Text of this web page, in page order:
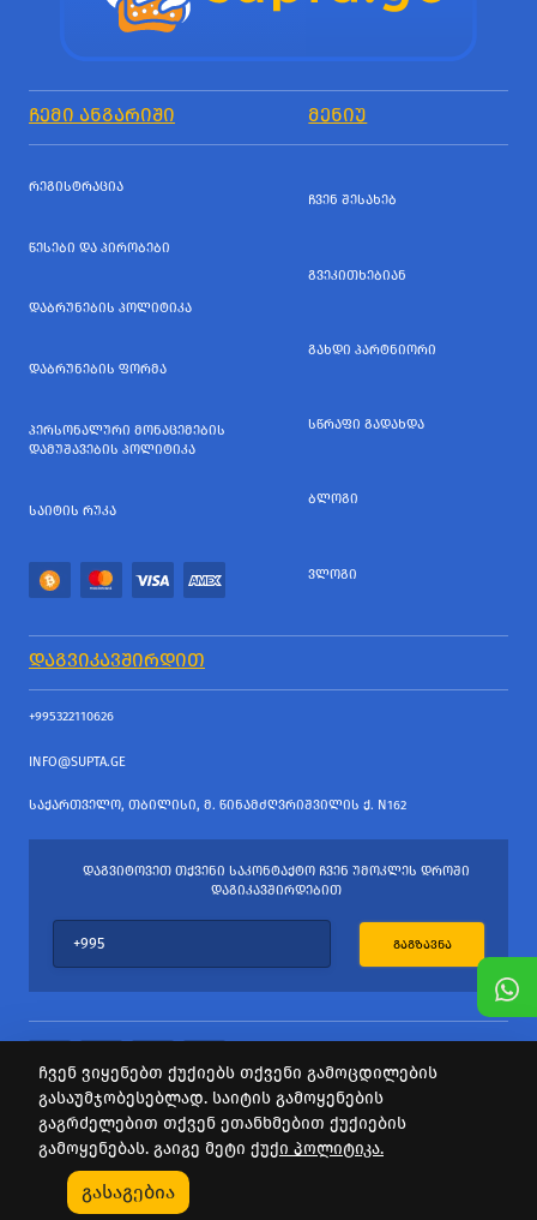
Კატეგორიები Აქციები
ᲩᲔᲛᲘ ᲐᲜᲒᲐᲠᲘᲨᲘ ᲛᲔᲜᲘᲣ
ᲠᲔᲒᲘᲡᲢᲠᲐᲪᲘᲐ
ᲬᲔᲡᲔᲑᲘ ᲓᲐ ᲞᲘᲠᲝᲑᲔᲑᲘ
ᲓᲐᲑᲠᲣᲜᲔᲑᲘᲡ ᲞᲝᲚᲘᲢᲘᲙᲐ
ᲓᲐᲑᲠᲣᲜᲔᲑᲘᲡ ᲤᲝᲠᲛᲐ
ᲞᲔᲠᲡᲝᲜᲐᲚᲣᲠᲘ ᲛᲝᲜᲐᲪᲔᲛᲔᲑᲘᲡ
ᲓᲐᲛᲣᲨᲐᲕᲔᲑᲘᲡ ᲞᲝᲚᲘᲢᲘᲙᲐ
ᲡᲐᲘᲢᲘᲡ ᲠᲣᲙᲐ
ᲩᲕᲔᲜ ᲨᲔᲡᲐᲮᲔᲑ
ᲒᲕᲔᲙᲘᲗᲮᲔᲑᲘᲐᲜ
ᲒᲐᲮᲓᲘ ᲞᲐᲠᲢᲜᲘᲝᲠᲘ
ᲡᲬᲠᲐᲤᲘ ᲒᲐᲓᲐᲮᲓᲐ
ᲑᲚᲝᲒᲘ
ᲕᲚᲝᲒᲘ
ᲓᲐᲒᲕᲘᲙᲐᲕᲨᲘᲠᲓᲘᲗ
+995322110626
INFO@SUPTA.GE
ᲡᲐᲥᲐᲠᲗᲕᲔᲚᲝ, ᲗᲑᲘᲚᲘᲡᲘ, Მ. ᲬᲘᲜᲐᲛᲫᲦᲕᲠᲘᲨᲕᲘᲚᲘᲡ Ქ. N162
ᲓᲐᲒᲕᲘᲢᲝᲕᲔᲗ ᲗᲥᲕᲔᲜᲘ ᲡᲐᲙᲝᲜᲢᲐᲥᲢᲝ ᲩᲕᲔᲜ ᲣᲛᲝᲙᲚᲔᲡ ᲓᲠᲝᲨᲘ
ᲓᲐᲒᲘᲙᲐᲕᲨᲘᲠᲓᲔᲑᲘᲗ
ᲒᲐᲒᲖᲐᲕᲜᲐ
ყველა უფლება დაცულია
საიტის პროვაიდერი Webdoors.ge
ჩვენ ვიყენებთ ქუქიებს თქვენი გამოცდილების
გასაუმჯობესებლად. საიტის გამოყენების
გაგრძელებით თქვენ ეთანხმებით ქუქიების
გამოყენებას. გაიგე მეტი ქუქი პოლიტიკა.
გასაგებია